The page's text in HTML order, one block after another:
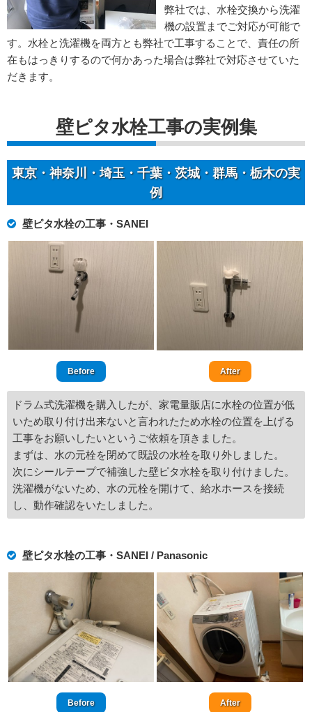
弊社では、水栓交換から洗濯
機の設置までご対応が可能で
す。水栓と洗濯機を両方とも弊社で工事することで、責任の所
在もはっきりするので何かあった場合は弊社で対応させていた
だきます。
壁ピタ水栓工事の実例集
東京・神奈川・埼玉・千葉・茨城・群馬・栃木の実
例
壁ピタ水栓の工事・SANEI
Before After
ドラム式洗濯機を購入したが、家電量販店に水栓の位置が低
いため取り付け出来ないと言われたため水栓の位置を上げる
工事をお願いしたいというご依頼を頂きました。
まずは、水の元栓を閉めて既設の水栓を取り外しました。
次にシールテープで補強した壁ピタ水栓を取り付けました。
洗濯機がないため、水の元栓を開けて、給水ホースを接続
し、動作確認をいたしました。
壁ピタ水栓の工事・SANEI / Panasonic
Before After